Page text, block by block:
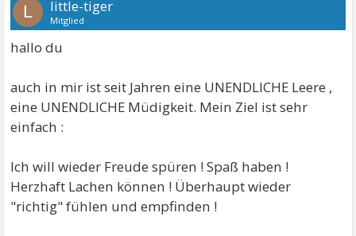
L little-tiger
Mitglied
hallo du
auch in mir ist seit Jahren eine UNENDLICHE Leere ,
eine UNENDLICHE Müdigkeit. Mein Ziel ist sehr
einfach :
Ich will wieder Freude spüren ! Spaß haben !
Herzhaft Lachen können ! Überhaupt wieder
"richtig" fühlen und empfinden !